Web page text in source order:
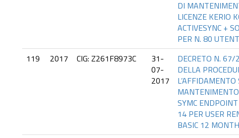
DI
LICENZE KERIO
ACTIVESYNC +
PER N. 80
119 2017 CIG: Z261F8973C
31-
07-
2017
DECRETO N.
DELLA
SYMC
14 PER USER
BASIC 12